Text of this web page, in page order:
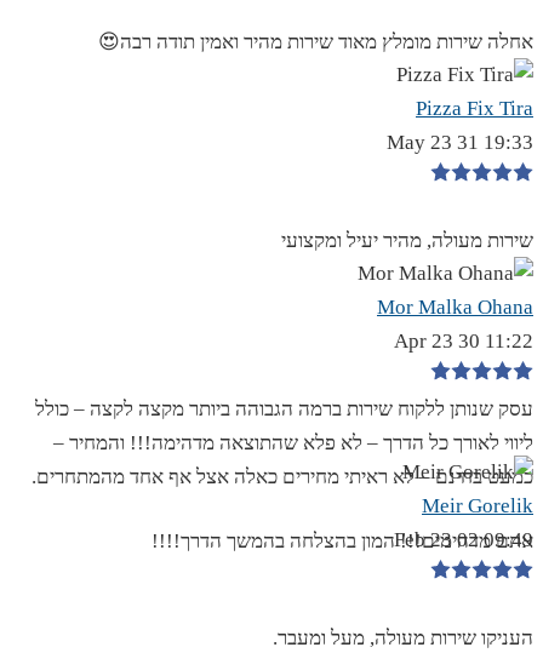
אחלה שירות מומלץ מאוד שירות מהיר ואמין תודה רבה😍
Pizza Fix Tira
19:33 31 May 23
שירות מעולה, מהיר יעיל ומקצועי
Mor Malka Ohana
11:22 30 Apr 23
עסק שנותן ללקוח שירות ברמה הגבוהה ביותר מקצה לקצה – כולל
ליווי לאורך כל הדרך – לא פלא שהתוצאה מדהימה!!! והמחיר –
כמעט בחינם – לא ראיתי מחירים כאלה אצל אף אחד מהמתחרים.
אתם מדהימים!!! המון בהצלחה בהמשך הדרך!!!!
Meir Gorelik
09:49 02 Feb 23
העניקו שירות מעולה, מעל ומעבר.